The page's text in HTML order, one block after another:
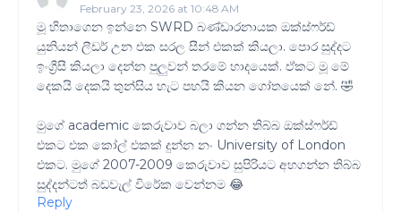
February 23, 2026 at 10:48 AM
මූ හිතාගෙන ඉන්නෙ SWRD බණ්ඩාරනායක ඔක්ස්ෆර්ඩ්
යුනියන් ලීඩර් උන එක සරල සීන් එකක් කියලා. පොර සුද්දට
ඉංග්‍රීසී කියලා දෙන්න පුලුවන් තරමේ හාදයෙක්. ඒකට මූ මේ
දෙකයි දෙකයි තුන්සිය හැට පහයි කියන ගෝතයෙක් නේ. 🤣
මුගේ academic කෙරුවාව බලා ගන්න තිබ්බ ඔක්ස්ෆර්ඩ්
එකට එක කෝල් එකක් දුන්න නං University of London
එකට. මුගේ 2007-2009 කෙරුවාව සුපිරියට අහගන්න තිබ්බ
සුද්දන්ටත් බඩවැල් විරේක වෙන්නම 😂
Reply